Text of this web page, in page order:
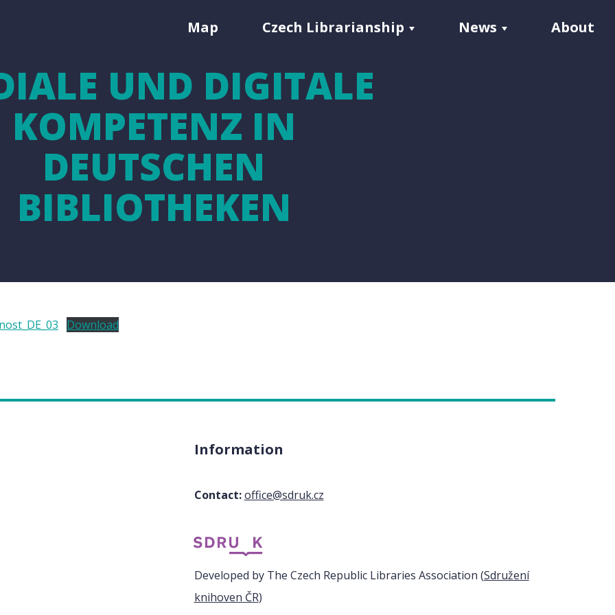
Map Czech Librarianship News About
UND DIGITALE
KOMPETENZ IN
DEUTSCHEN
BIBLIOTHEKEN
Download
Information
Contact: office@sdruk.cz
Developed by The Czech Republic Libraries Association (Sdružení
knihoven ČR)